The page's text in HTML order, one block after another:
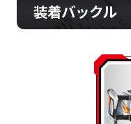
装着バックル